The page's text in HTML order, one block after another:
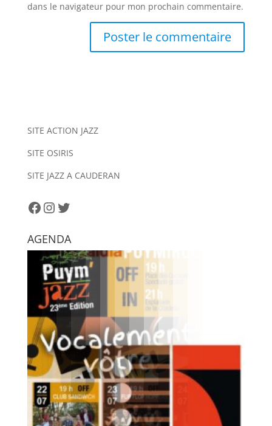
dans le navigateur pour mon prochain commentaire.
n
t
i
:
SITE ACTION JAZZ
SITE OSIRIS
SITE JAZZ A CAUDERAN
Facebook
Instagram
Twitter
AGENDA